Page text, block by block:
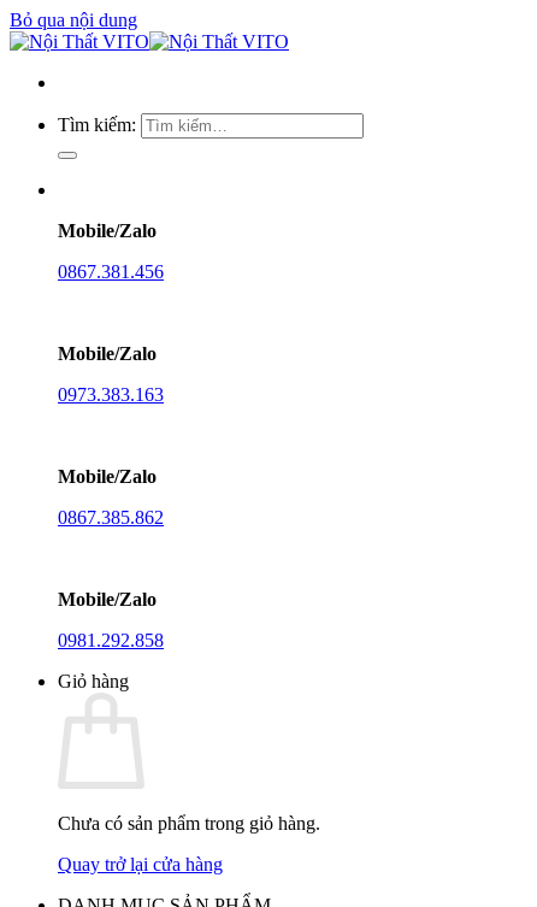
Bỏ qua nội dung
Tìm kiếm:
Mobile/Zalo
0867.381.456
Mobile/Zalo
0973.383.163
Mobile/Zalo
0867.385.862
Mobile/Zalo
0981.292.858
Giỏ hàng
Chưa có sản phẩm trong giỏ hàng.
Quay trở lại cửa hàng